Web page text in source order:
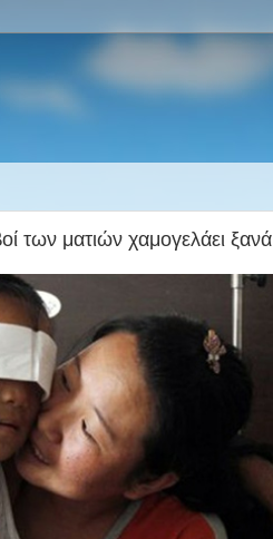
των ματιών χαμογελάει ξανά